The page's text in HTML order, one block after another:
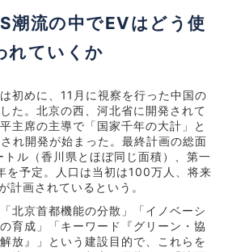
潮流の中でEVはどう使
れていくか
初めに、11月に視察を行った中国の
た。北京の西、河北省に開発されて
主席の主導で「国家千年の大計」と
れ開発が始まった。最終計画の総面
ル（香川県とほぼ同じ面積）、第一
予定。人口は当初は100万人、将来
画されているという。
北京首都機能の分散」「イノベーシ
育成」「キーワード『グリーン・協
放』」という建設目的で、これらを